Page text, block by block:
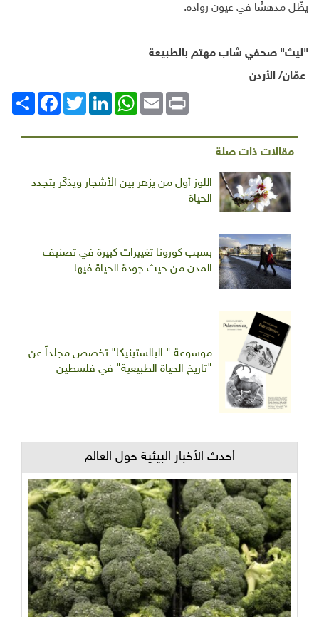
يظّل مدهشًا في عيون رواده.
"ليث" صحفي شاب مهتم بالطبيعة
عمّان/ الأردن
انشر
FacebookTwitterLinkedIn
WhatsAppEmail Print
مقالات ذات صلة
اللوز أول من يزهر بين الأشجار ويذكّر بتجدد
الحياة
بسبب كورونا تغييرات كبيرة في تصنيف
المدن من حيث جودة الحياة فيها
موسوعة " البالستينيكا" تخصص مجلداً عن
"تاريخ الحياة الطبيعية" في فلسطين
أحدث الأخبار البيئية حول العالم